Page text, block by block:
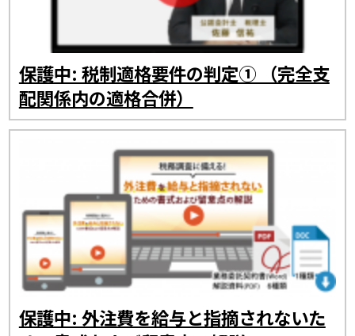
保護中: 税制適格要件の判定① （完全支
配関係内の適格合併）
保護中: 外注費を給与と指摘されないた